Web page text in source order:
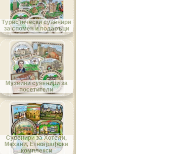
Област Велико Търново
Област Видин
Област Враца
Туристически сувенири
за спомен и подаръци
Музейни сувенири за
посетители
Сувенири за Хотели,
Механи, Етнографски
комплекси